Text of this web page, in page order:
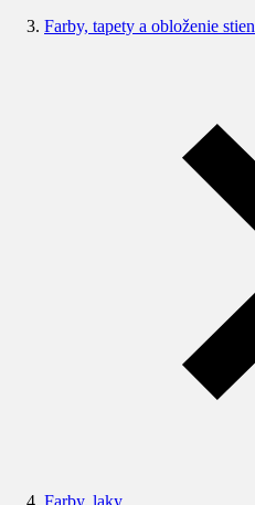
Farby, tapety a obloženie stien
Farby, laky